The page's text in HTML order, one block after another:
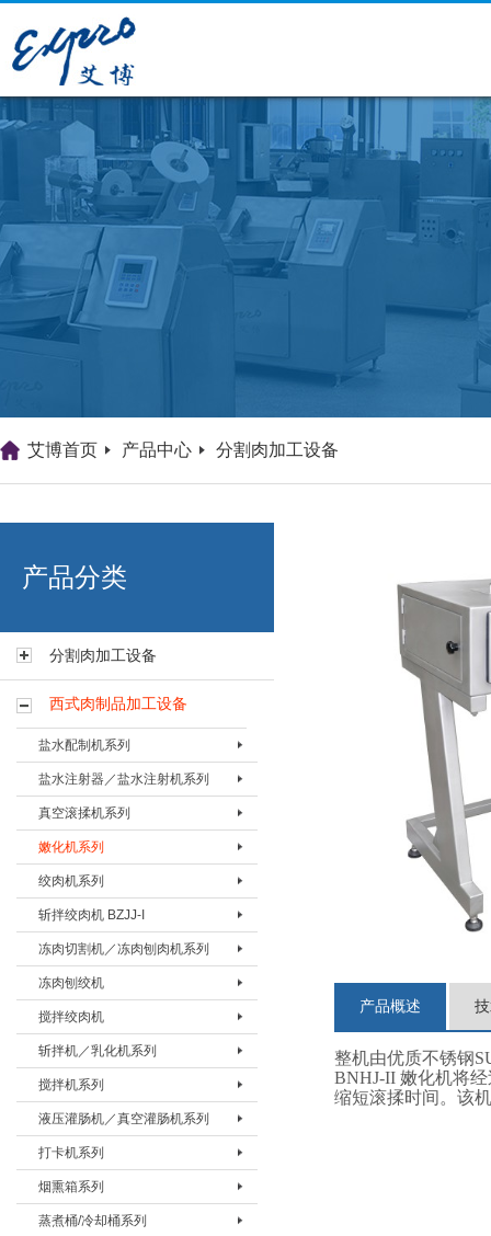
艾博肉类科技（浙江）有限
艾博首页 产品中心 分割肉加工设备
产品分类
分割肉加工设备
西式肉制品加工设备
盐水配制机系列
盐水配置机BPZJ-80
盐水配置机BPZJ-200
盐水配置机BPZJ-600
盐水注射器／盐水注射机系列
盐水注射器BZSQ-I
盐水注射器BZSQ-II
盐水注射机BZSJ-12
盐水注射机BZSJ-20
盐水注射机BZSJ-52
盐水注射机 BZSJ-30H
真空滚揉机系列
真空搅拌按摩机 BAMJ-60L
真空搅拌按摩机 BAMJ-125L
真空搅拌按摩机 BAMJ-280L
真空滚揉机BVRJ-40
真空滚揉机BVRJ-150
真空滚揉机BVRJ-280
真空滚揉机BVRJ-350
真空滚揉机BVRJ-500
真空滚揉机BVRJ-750
真空滚揉机BVRJ-1000
真空滚揉机BVRJ-1500
真空滚揉机BVRJ-3000
嫩化机系列
嫩化机BNHJ-I
嫩化机BNHJ-II
嫩化机BNHJ-III
绞肉机系列
绞肉机BJRJ-82
绞肉机BJRJ-98A
绞肉机BJRJ-98B
绞肉机BJRJ-130
绞肉机BJRJ-160A
绞肉机BJRJ-160B
绞肉机BJRJ-200A
冻肉绞肉机BJRJ-200D
斩拌绞肉机 BZJJ-I
斩拌绞肉机BJZJ-40
冻肉切割机／冻肉刨肉机系列
冻肉切割机BDQJ-I
冻肉刨肉机BBRJ-II
冻肉刨绞机
冻肉刨绞机 BBJJ-130
冻肉刨绞机BBJJ-200
搅拌绞肉机
搅拌绞肉机BBJJ-80
搅拌绞肉机BBJJ-180
斩拌机／乳化机系列
斩拌机BZBJ-20
斩拌机BZBJ-40
斩拌机BZBJ-40B
斩拌机BZBJ-80
斩拌机BZBJ-80B
搅拌机系列
搅拌机BJBJ-60F
搅拌机BJBJ-150F
搅拌机BJBJ-300D
搅拌机BJBJ-300FS
液压灌肠机／真空灌肠机系列
液压灌肠机BYGJ-20
真空灌肠机BVGJ-2000
真空灌肠机BVGJ-4000
打卡机系列
打卡机BDKJ-I
打卡机BDKJ-II-S
烟熏箱系列
烟熏箱BYXX-50
蒸煮桶/冷却桶系列
产品概述
整机由优质不锈钢
BNHJ-II 嫩化机将
缩短滚揉时间。该